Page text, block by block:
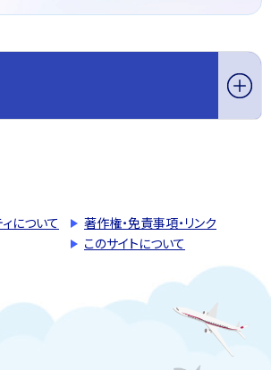
について
著作権・免責事項・リンク
このサイトについて